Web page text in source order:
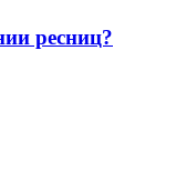
ресниц?